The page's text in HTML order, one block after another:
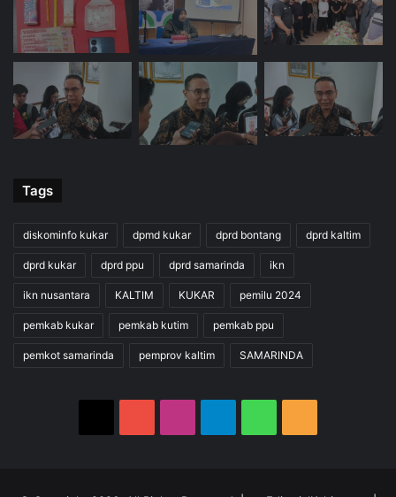
Tags
diskominfo kukar dpmd kukar dprd bontang dprd kaltim
dprd kukar dprd ppu dprd samarinda ikn
ikn nusantara KALTIM KUKAR pemilu 2024
pemkab kukar pemkab kutim pemkab ppu
pemkot samarinda pemprov kaltim SAMARINDA